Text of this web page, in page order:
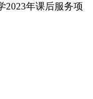
2023年课后服务项